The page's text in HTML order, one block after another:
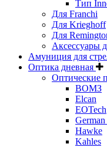
Тип
Для Franchi
Для Krieghoff
Для
Аксессуары
Амуниция для
Оптика дневная
Оптические
ВОМЗ
Elcan
EOTech
Hawke
Kahles